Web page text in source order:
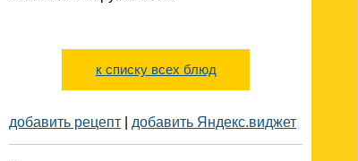
к списку всех блюд
добавить рецепт добавить Яндекс.виджет